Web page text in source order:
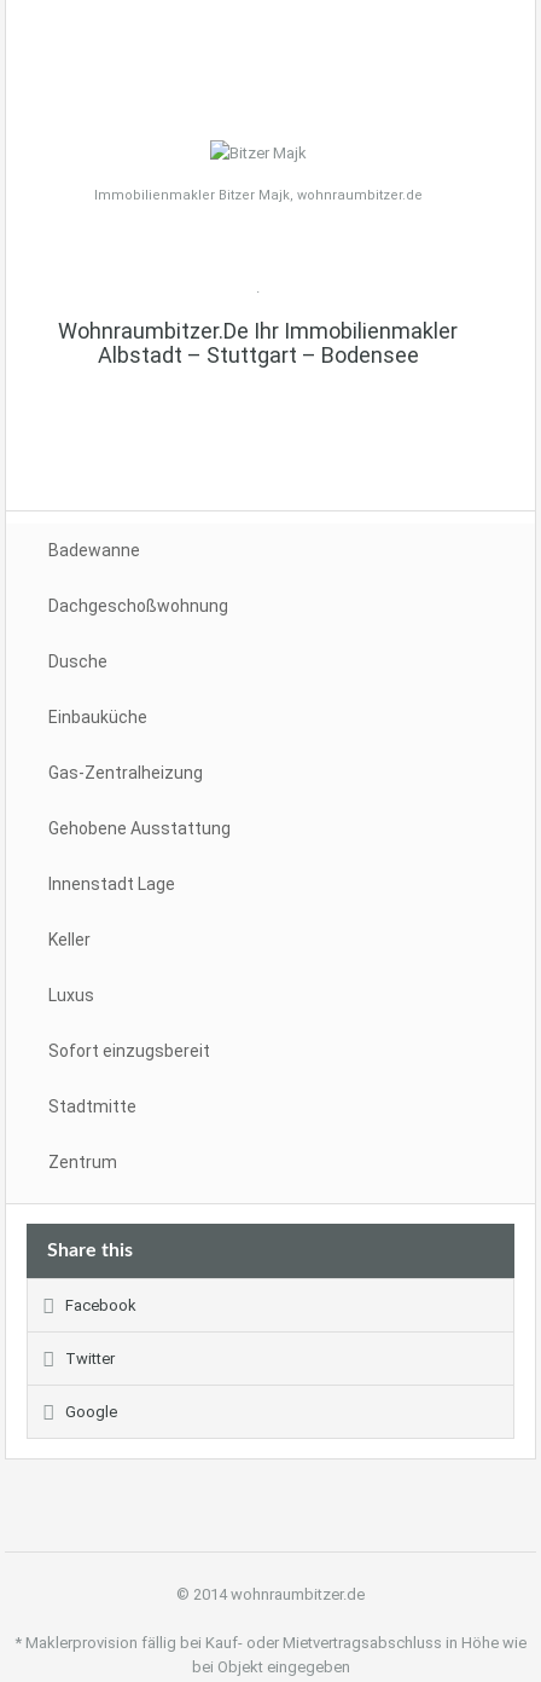
Immobilienmakler Bitzer Majk, wohnraumbitzer.de
Wohnraumbitzer.de Ihr Immobilienmakler
Albstadt – Stuttgart – Bodensee
Badewanne
Dachgeschoßwohnung
Dusche
Einbauküche
Gas-Zentralheizung
Gehobene Ausstattung
Innenstadt Lage
Keller
Luxus
Sofort einzugsbereit
Stadtmitte
Zentrum
Share this
Facebook
Twitter
Google
© 2014 wohnraumbitzer.de
* Maklerprovision fällig bei Kauf- oder Mietvertragsabschluss in Höhe wie
bei Objekt eingegeben